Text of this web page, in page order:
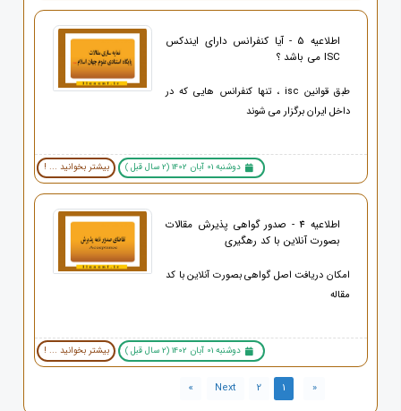
اطلاعیه 5 - آیا کنفرانس دارای ایندکس
ISC می باشد ؟
طبق قوانین isc ، تنها کنفرانس هایی که در
داخل ایران برگزار می شوند
دوشنبه 01 آبان 1402 (2 سال قبل ) بیشتر بخوانید ... !
اطلاعیه 4 - صدور گواهی پذیرش مقالات
بصورت آنلاین با کد رهگیری
امکان دریافت اصل گواهی بصورت آنلاین با کد
مقاله
دوشنبه 01 آبان 1402 (2 سال قبل ) بیشتر بخوانید ... !
«
1
2
Next
»